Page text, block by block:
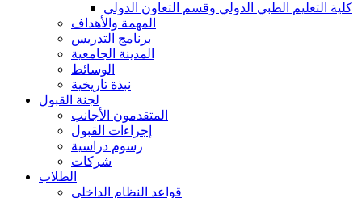
كلية التعليم الطبي الدولي وقسم التعاون الدولي
المهمة والأهداف
برنامج التدريس
المدينة الجامعية
الوسائط
نبذة تاريخية
لجنة القبول
المتقدمون الأجانب
إجراءات القبول
رسوم دراسية
شركات
الطلاب
قواعد النظام الداخلي